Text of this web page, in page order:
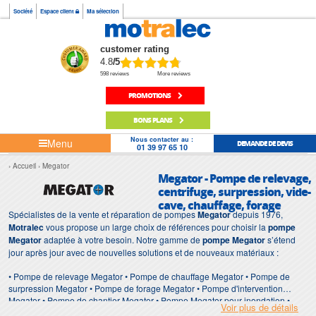
Société Espace client Ma sélection
customer rating
4.8/5
598 reviews More reviews
PROMOTIONS
BONS PLANS
Menu Nous contacter au :
01 39 97 65 10 DEMANDE DE DEVIS
Accueil Megator
Megator - Pompe de relevage,
centrifuge, surpression, vide-
cave, chauffage, forage
Spécialistes de la vente et réparation de pompesMegatordepuis 1976,
Motralecvous propose un large choix de références pour choisir la pompe
Megatoradaptée à votre besoin. Notre gamme depompe Megators’étend
jour après jour avec de nouvelles solutions et de nouveaux matériaux :
• Pompe de relevage Megator • Pompe de chauffage Megator • Pompe de
surpression Megator • Pompe de forage Megator • Pompe d'intervention
Megator • Pompe de chantier Megator • Pompe Megator pour inondation •
Pompe immergée Megator • Pompe Megator de surface • Station de relevage
Voir plus de détails